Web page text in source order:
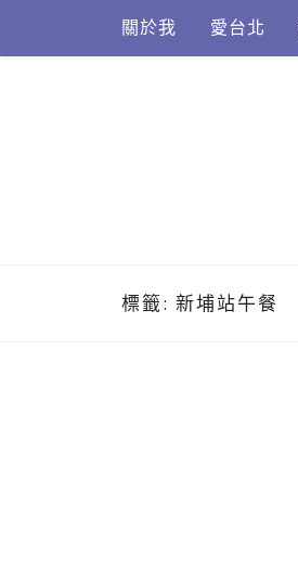
content
關於我 愛台北
標籤: 新埔站午餐